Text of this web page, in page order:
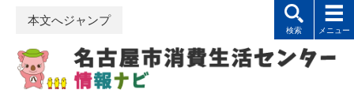
本文へジャンプ